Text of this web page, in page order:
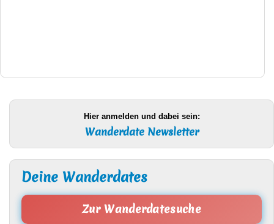
Hier anmelden und dabei sein:
Wanderdate Newsletter
Deine Wanderdates
Zur Wanderdatesuche